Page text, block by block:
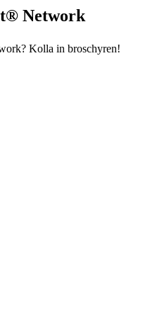
Network
Kolla in broschyren!